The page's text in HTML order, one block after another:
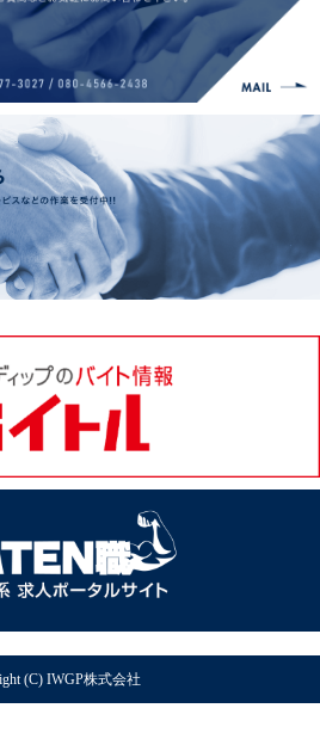
(C) IWGP株式会社